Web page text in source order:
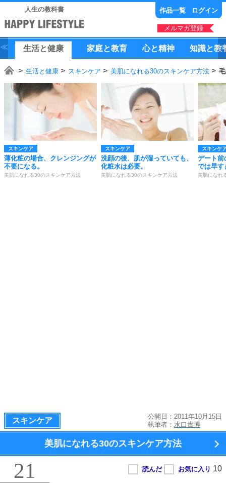
人生の教科書 作品一覧 ログイン
メルマガ登録
生活と健康 家庭と教育 心と精神 知識と教
生活と健康 スキンケア 美肌になれる30のスキンケア方法
スキンケア
薄化粧の場合、クレンジングが
不要になる。
美肌になれる30のスキンケア方法
スキンケア
洗顔の後、肌が湿っていても、
化粧水は必要。
美肌になれる30のスキンケア方法
スキンケ
デート前
では早す
美肌になれ
スキンケア
公開日：2011年10月15日
執筆者： 水口貴博
美肌になれる30のスキンケア方法
21